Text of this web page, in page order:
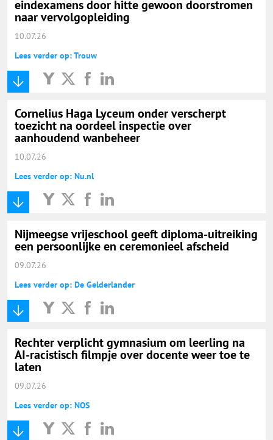
eindexamens door hitte gewoon doorstromen
naar vervolgopleiding
10.07.26
Lees verder op: Trouw
Cornelius Haga Lyceum onder verscherpt
toezicht na oordeel inspectie over
aanhoudend wanbeheer
10.07.26
Lees verder op: Nu.nl
Nijmeegse vrijeschool geeft diploma-uitreiking
een persoonlijke en ceremonieel afscheid
09.07.26
Lees verder op: De Gelderlander
Rechter verplicht gymnasium om leerling na
AI-racistisch filmpje over docente weer toe te
laten
09.07.26
Lees verder op: NOS